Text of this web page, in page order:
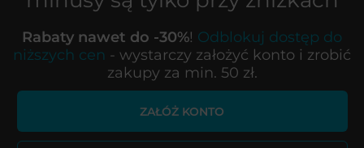
Rabaty nawet do -30%! Odblokuj dostęp do
niższych cen - wystarczy założyć konto i zrobić
zakupy za min. 50 zł.
ZAŁÓŻ KONTO